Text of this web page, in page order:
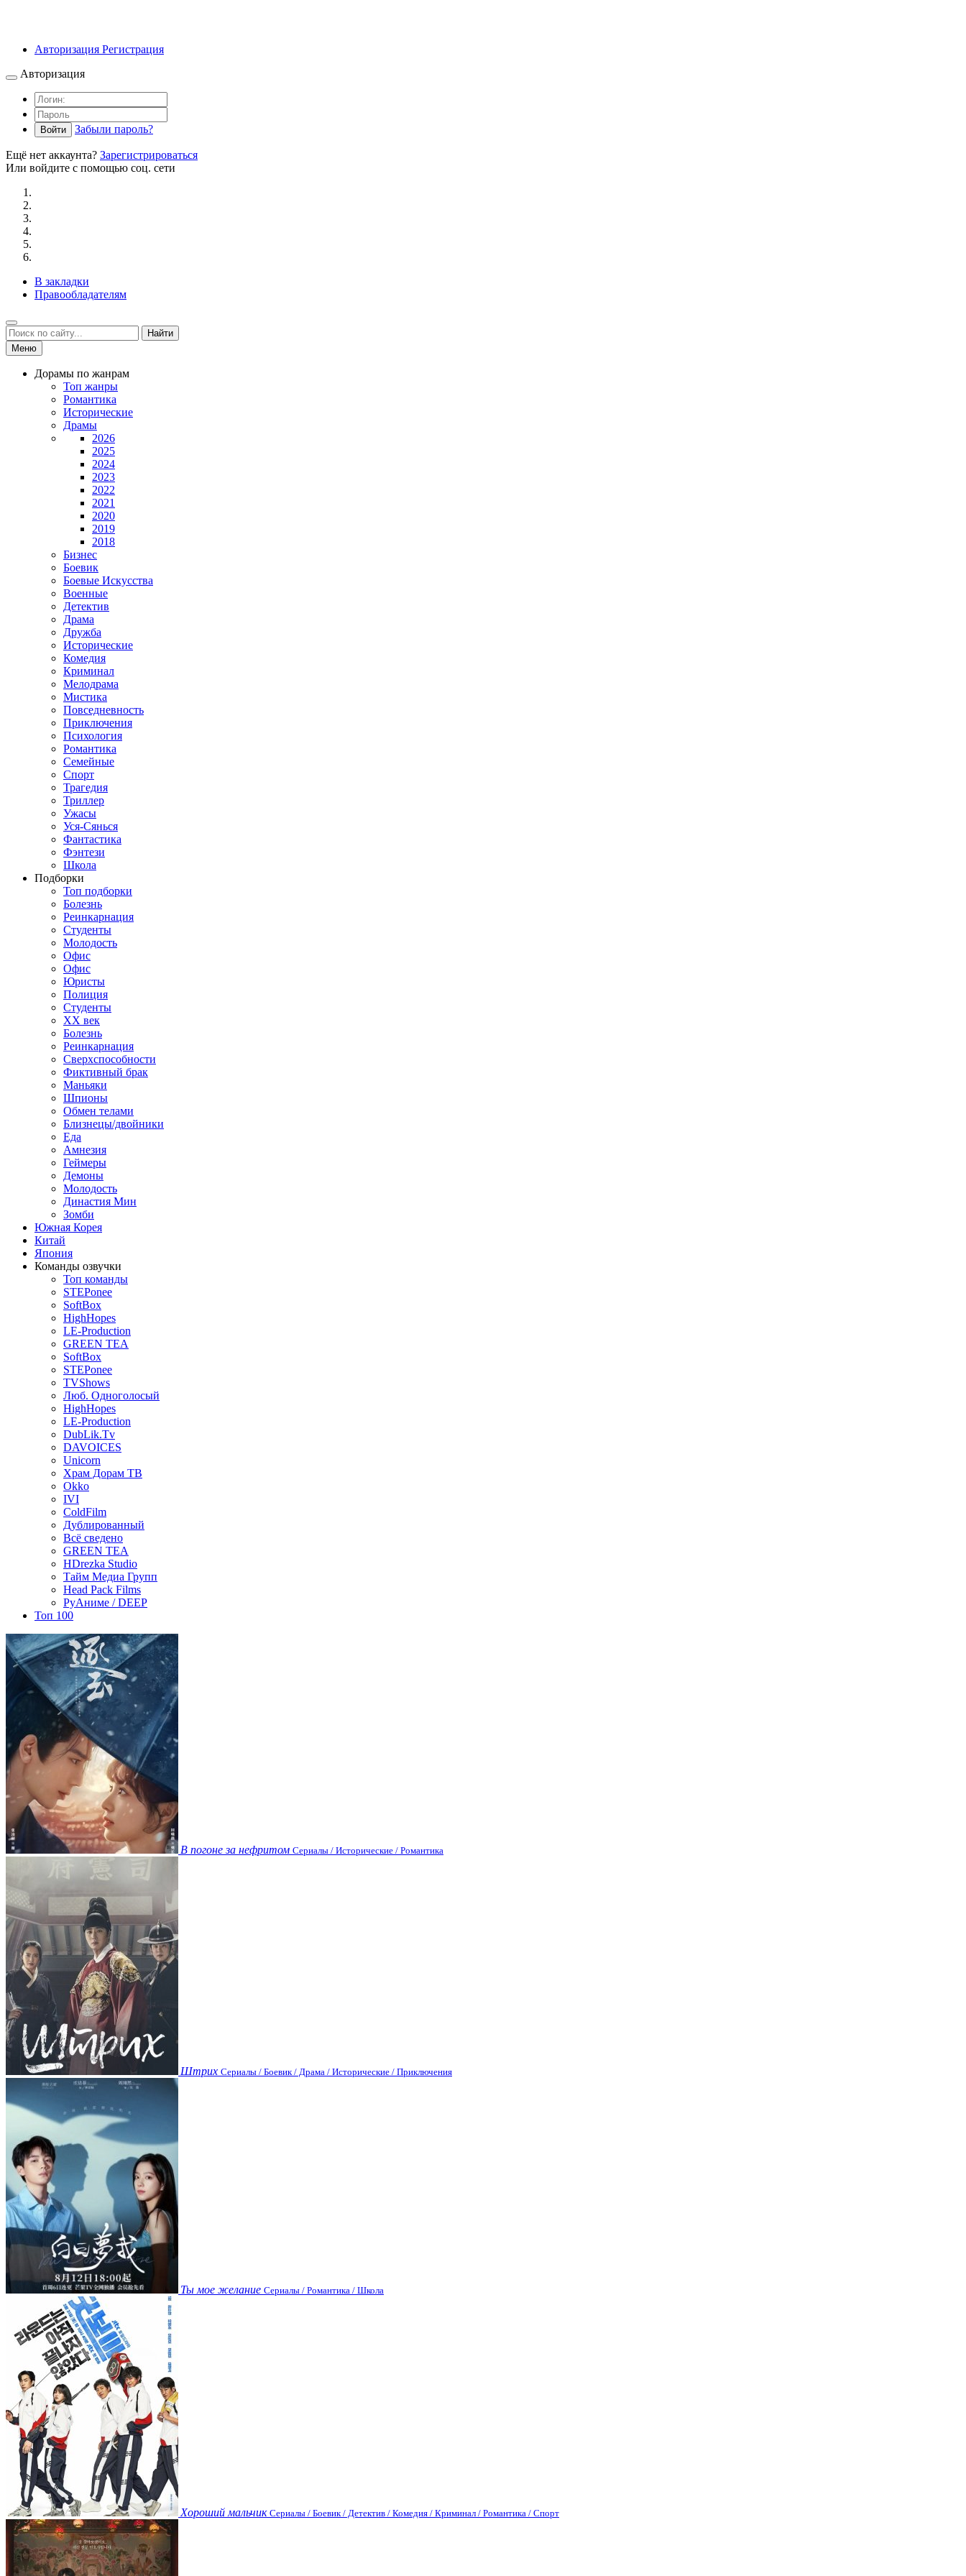
Авторизация Регистрация
Авторизация
Войти Забыли пароль?
Ещё нет аккаунта? Зарегистрироваться
Или войдите с помощью соц. сети
В закладки
Правообладателям
Найти
Меню
Дорамы по жанрам
Топ жанры
Романтика
Исторические
Драмы
2026
2025
2024
2023
2022
2021
2020
2019
2018
Бизнес
Боевик
Боевые Искусства
Военные
Детектив
Драма
Дружба
Исторические
Комедия
Криминал
Мелодрама
Мистика
Повседневность
Приключения
Психология
Романтика
Семейные
Спорт
Трагедия
Триллер
Ужасы
Уся-Сянься
Фантастика
Фэнтези
Школа
Подборки
Топ подборки
Болезнь
Реинкарнация
Студенты
Молодость
Офис
Офис
Юристы
Полиция
Студенты
ХХ век
Болезнь
Реинкарнация
Сверхспособности
Фиктивный брак
Маньяки
Шпионы
Обмен телами
Близнецы/двойники
Еда
Амнезия
Геймеры
Демоны
Молодость
Династия Мин
Зомби
Южная Корея
Китай
Япония
Команды озвучки
Топ команды
STEPonee
SoftBox
HighHopes
LE-Production
GREEN TEA
SoftBox
STEPonee
TVShows
Люб. Одноголосый
HighHopes
LE-Production
DubLik.Tv
DAVOICES
Unicorn
Храм Дорам ТВ
Okko
IVI
ColdFilm
Дублированный
Всё сведено
GREEN TEA
HDrezka Studio
Тайм Медиа Групп
Head Pack Films
РуАниме / DEEP
Топ 100
В погоне за нефритом Сериалы / Исторические / Романтика
Штрих Сериалы / Боевик / Драма / Исторические / Приключения
Ты мое желание Сериалы / Романтика / Школа
Хороший мальчик Сериалы / Боевик / Детектив / Комедия / Криминал / Романтика / Спорт